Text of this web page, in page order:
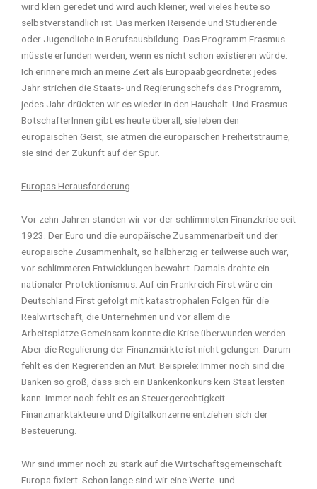
wird klein geredet und wird auch kleiner, weil vieles heute so
selbstverständlich ist. Das merken Reisende und Studierende
oder Jugendliche in Berufsausbildung. Das Programm Erasmus
müsste erfunden werden, wenn es nicht schon existieren würde.
Ich erinnere mich an meine Zeit als Europaabgeordnete: jedes
Jahr strichen die Staats- und Regierungschefs das Programm,
jedes Jahr drückten wir es wieder in den Haushalt. Und Erasmus-
BotschafterInnen gibt es heute überall, sie leben den
europäischen Geist, sie atmen die europäischen Freiheitsträume,
sie sind der Zukunft auf der Spur.
Europas Herausforderung
Vor zehn Jahren standen wir vor der schlimmsten Finanzkrise seit
1923. Der Euro und die europäische Zusammenarbeit und der
europäische Zusammenhalt, so halbherzig er teilweise auch war,
vor schlimmeren Entwicklungen bewahrt. Damals drohte ein
nationaler Protektionismus. Auf ein Frankreich First wäre ein
Deutschland First gefolgt mit katastrophalen Folgen für die
Realwirtschaft, die Unternehmen und vor allem die
Arbeitsplätze.Gemeinsam konnte die Krise überwunden werden.
Aber die Regulierung der Finanzmärkte ist nicht gelungen. Darum
fehlt es den Regierenden an Mut. Beispiele: Immer noch sind die
Banken so groß, dass sich ein Bankenkonkurs kein Staat leisten
kann. Immer noch fehlt es an Steuergerechtigkeit.
Finanzmarktakteure und Digitalkonzerne entziehen sich der
Besteuerung.
Wir sind immer noch zu stark auf die Wirtschaftsgemeinschaft
Europa fixiert. Schon lange sind wir eine Werte- und